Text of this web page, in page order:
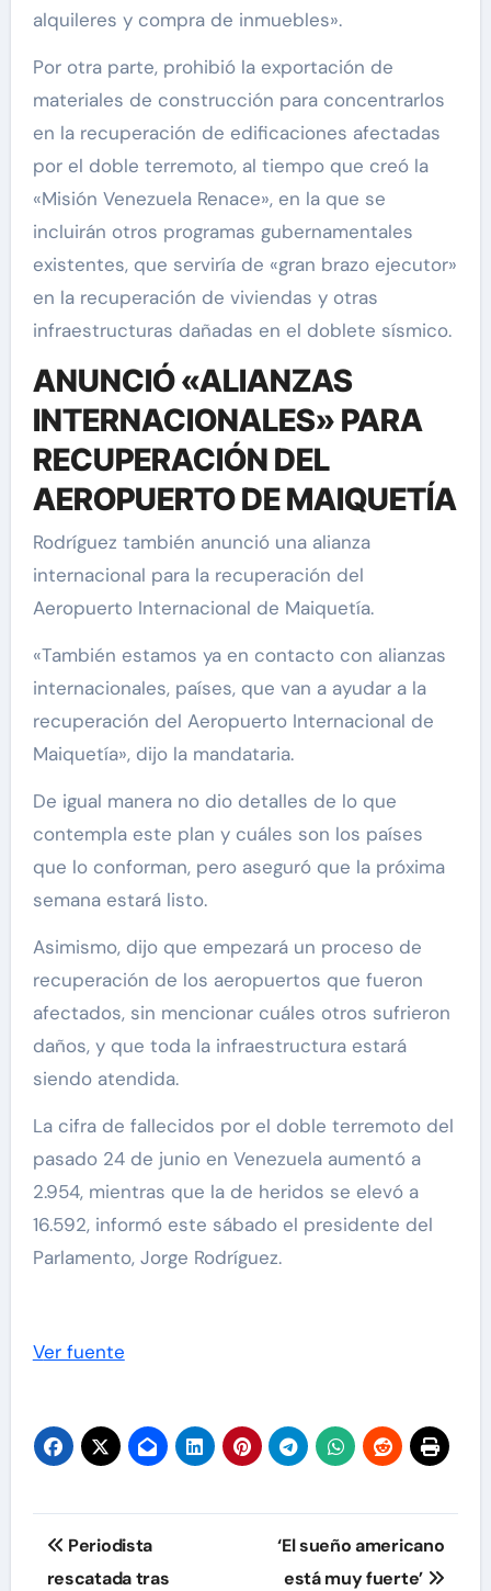
alquileres y compra de inmuebles».
Por otra parte, prohibió la exportación de
materiales de construcción para concentrarlos
en la recuperación de edificaciones afectadas
por el doble terremoto, al tiempo que creó la
«Misión Venezuela Renace», en la que se
incluirán otros programas gubernamentales
existentes, que serviría de «gran brazo ejecutor»
en la recuperación de viviendas y otras
infraestructuras dañadas en el doblete sísmico.
ANUNCIÓ «ALIANZAS
INTERNACIONALES» PARA
RECUPERACIÓN DEL
AEROPUERTO DE MAIQUETÍA
Rodríguez también anunció una alianza
internacional para la recuperación del
Aeropuerto Internacional de Maiquetía.
«También estamos ya en contacto con alianzas
internacionales, países, que van a ayudar a la
recuperación del Aeropuerto Internacional de
Maiquetía», dijo la mandataria.
De igual manera no dio detalles de lo que
contempla este plan y cuáles son los países
que lo conforman, pero aseguró que la próxima
semana estará listo.
Asimismo, dijo que empezará un proceso de
recuperación de los aeropuertos que fueron
afectados, sin mencionar cuáles otros sufrieron
daños, y que toda la infraestructura estará
siendo atendida.
La cifra de fallecidos por el doble terremoto del
pasado 24 de junio en Venezuela aumentó a
2.954, mientras que la de heridos se elevó a
16.592, informó este sábado el presidente del
Parlamento, Jorge Rodríguez.
Ver fuente
Navegación
de
Periodista
rescatada tras
‘El sueño americano
está muy fuerte’